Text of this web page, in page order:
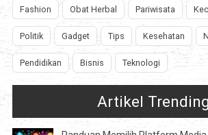
Fashion Obat Herbal Pariwisata
Politik Gadget Tips Kesehatan
Pendidikan Bisnis Teknologi
Artikel Trending